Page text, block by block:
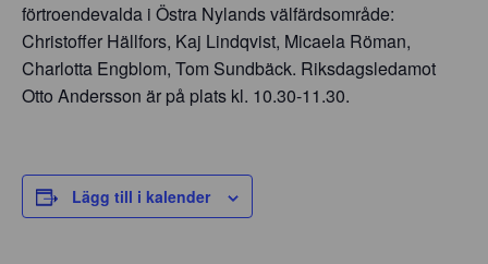
förtroendevalda i Östra Nylands välfärdsområde:
Christoffer Hällfors, Kaj Lindqvist, Micaela Röman,
Charlotta Engblom, Tom Sundbäck. Riksdagsledamot
Otto Andersson är på plats kl. 10.30-11.30.
Lägg till i kalender